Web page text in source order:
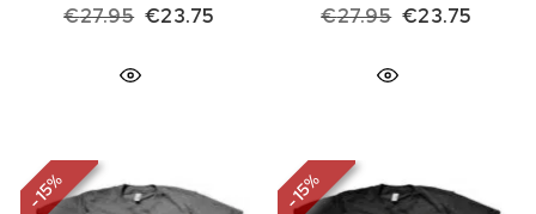
€27.95 Il prezzo originale era: €27.95.
€23.75 Il prezzo attuale è: €23.75.
€27.95 Il prezzo
€23.75
-
15
%
-
15
%